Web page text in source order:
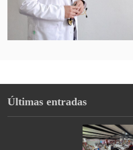
Últimas entradas